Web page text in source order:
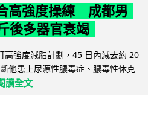
高強度操練 成都男
後多器官衰竭
高強度減脂計劃，45 日內減去約 20
他患上尿源性膿毒症、膿毒性休克
讀全文